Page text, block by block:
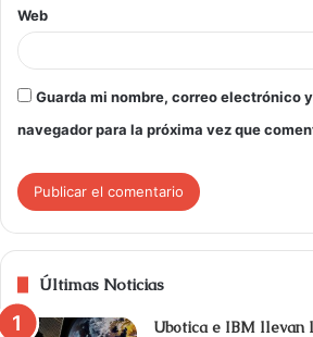
Web
Guarda mi nombre, correo electrónico
navegador para la próxima vez que
Últimas Noticias
Ubotica e IBM llevan